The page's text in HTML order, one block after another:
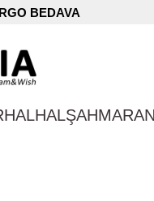
BEDAVA
HALHALŞAHMARAN